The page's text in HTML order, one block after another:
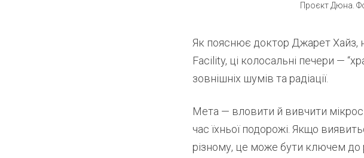
Проєкт Дюна.
Як пояснює доктор Джарет Хайз,
Facility, ці колосальні печери —
зовнішніх шумів та радіації.
Мета — вловити й вивчити
час їхньої подорожі. Якщо
різному, це може бути ключем до